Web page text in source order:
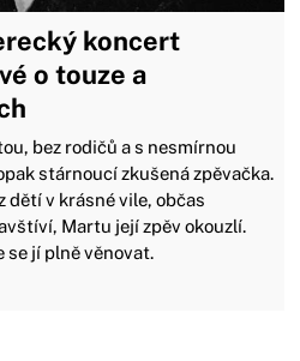
koncert
o touze a
bez rodičů a s nesmírnou
stárnoucí zkušená zpěvačka.
dětí v krásné vile, občas
Martu její zpěv okouzlí.
se jí plně věnovat.